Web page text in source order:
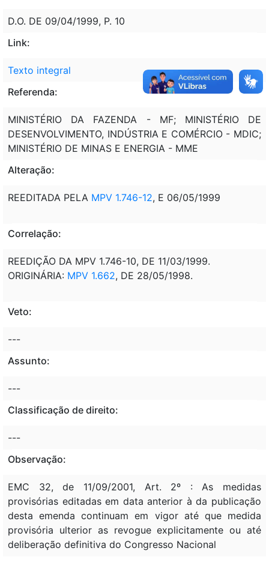
D.O. DE 09/04/1999, P. 10
Link:
Texto integral
Referenda:
MINISTÉRIO DA FAZENDA - MF; MINISTÉRIO DE
DESENVOLVIMENTO, INDÚSTRIA E COMÉRCIO - MDIC;
MINISTÉRIO DE MINAS E ENERGIA - MME
Alteração:
REEDITADA PELA MPV 1.746-12, E 06/05/1999
Correlação:
REEDIÇÃO DA MPV 1.746-10, DE 11/03/1999.
ORIGINÁRIA: MPV 1.662, DE 28/05/1998.
Veto:
---
Assunto:
---
Classificação de direito:
---
Observação:
EMC 32, de 11/09/2001, Art. 2º : As medidas
provisórias editadas em data anterior à da publicação
desta emenda continuam em vigor até que medida
provisória ulterior as revogue explicitamente ou até
deliberação definitiva do Congresso Nacional